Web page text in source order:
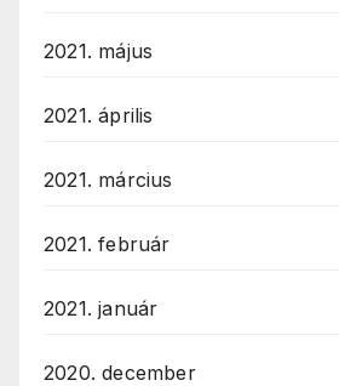
2021. május
2021. április
2021. március
2021. február
2021. január
2020. december